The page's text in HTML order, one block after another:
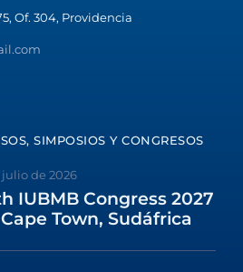
Of. 304, Providencia
SIMPOSIOS Y CONGRESOS
julio de 2026
IUBMB Congress 2027
Town, Sudáfrica